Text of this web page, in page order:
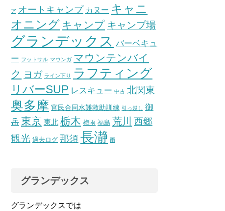
ア オートキャンプ カヌー キャニ
オニング キャンプ キャンプ場
グランデックス バーベキュ
ー フットサル マウンガ マウンテンバイ
ク ヨガ ライン下り ラフティング
リバーSUP レスキュー 中古 北関東
奥多摩 官民合同水難救助訓練 引っ越し 御
岳 東京 東北 栃木 梅雨 福島 荒川 西郷
観光 過去ログ 那須長瀞 雨
グランデックス
グランデックスでは